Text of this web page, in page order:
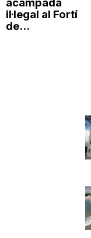
acampada
il·legal al Fortí
de...